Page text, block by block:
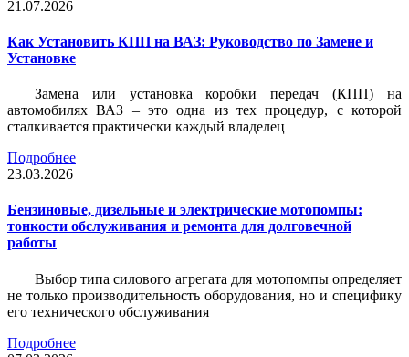
21.07.2026
Как Установить КПП на ВАЗ: Руководство по Замене и
Установке
Замена или установка коробки передач (КПП) на
автомобилях ВАЗ – это одна из тех процедур, с которой
сталкивается практически каждый владелец
Подробнее
23.03.2026
Бензиновые, дизельные и электрические мотопомпы:
тонкости обслуживания и ремонта для долговечной
работы
Выбор типа силового агрегата для мотопомпы определяет
не только производительность оборудования, но и специфику
его технического обслуживания
Подробнее